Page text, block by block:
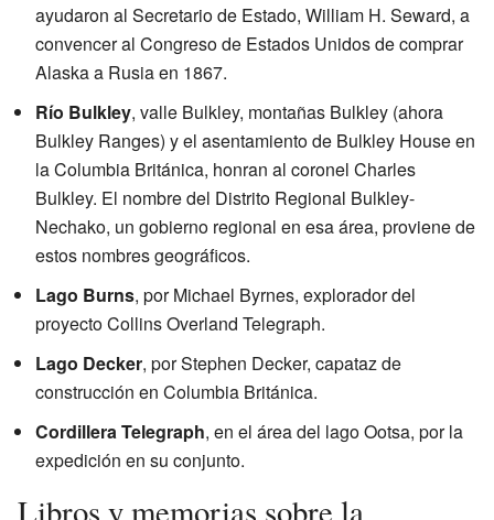
ayudaron al Secretario de Estado, William H. Seward, a
convencer al Congreso de Estados Unidos de comprar
Alaska a Rusia en 1867.
Río Bulkley, valle Bulkley, montañas Bulkley (ahora
Bulkley Ranges) y el asentamiento de Bulkley House en
la Columbia Británica, honran al coronel Charles
Bulkley. El nombre del Distrito Regional Bulkley-
Nechako, un gobierno regional en esa área, proviene de
estos nombres geográficos.
Lago Burns, por Michael Byrnes, explorador del
proyecto Collins Overland Telegraph.
Lago Decker, por Stephen Decker, capataz de
construcción en Columbia Británica.
Cordillera Telegraph, en el área del lago Ootsa, por la
expedición en su conjunto.
Libros y memorias sobre la